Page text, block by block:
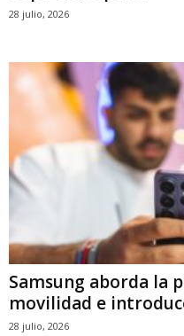
28 julio, 2026
Samsung aborda la
movilidad e
28 julio, 2026